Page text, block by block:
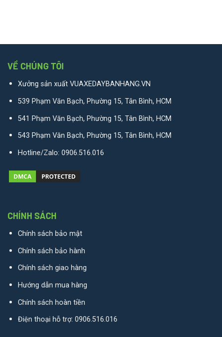
VỀ CHÚNG TÔI
Xưởng sản xuất VUAXEDAYBANHANG.VN
539 Phạm Văn Bạch, Phường 15, Tân Bình, HCM
541 Phạm Văn Bạch, Phường 15, Tân Bình, HCM
543 Phạm Văn Bạch, Phường 15, Tân Bình, HCM
Hotline/Zalo: 0906.516.016
CHÍNH SÁCH
Chính sách bảo mật
Chính sách bảo hành
Chính sách giao hàng
Hướng dẫn mua hàng
Chính sách hoàn tiền
Điện thoại hỗ trợ: 0906.516.016